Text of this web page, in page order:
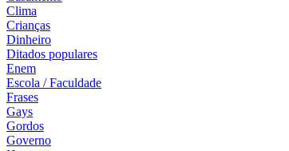
Clima
Crianças
Dinheiro
Ditados populares
Enem
Escola / Faculdade
Frases
Gays
Gordos
Governo